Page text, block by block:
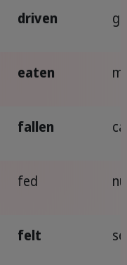
driven
eaten
fallen
fed
felt